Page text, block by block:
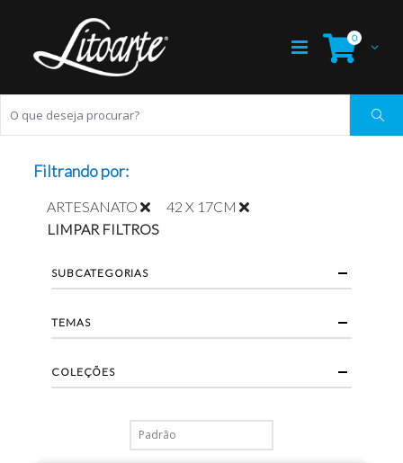
0
Filtrando por:
ARTESANATO
42 X 17CM
LIMPAR FILTROS
SUBCATEGORIAS
TEMAS
COLEÇÕES